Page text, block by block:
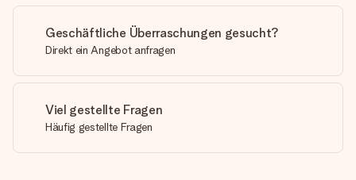
Geschäftliche Überraschungen gesucht?
Direkt ein Angebot anfragen
Viel gestellte Fragen
Häufig gestellte Fragen